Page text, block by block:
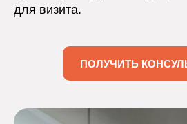
для визита.
ПОЛУЧИТЬ